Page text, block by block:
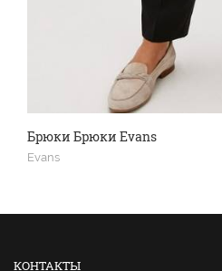
Брюки Брюки Evans
Evans
КОНТАКТЫ